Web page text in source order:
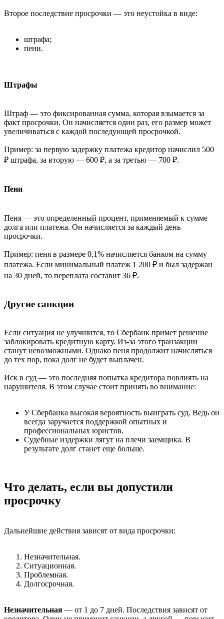
Второе последствие просрочки — это неустойка в виде:
штрафа;
пени.
Штрафы
Штраф — это фиксированная сумма, которая взымается за
факт просрочки. Он начисляется один раз, его размер может
увеличиваться с каждой последующей просрочкой.
Пример: за первую задержку платежа кредитор начислил 500
₽ штрафа, за вторую — 600 ₽, а за третью — 700 ₽.
Пени
Пеня — это определенный процент, применяемый к сумме
долга или платежа. Он начисляется за каждый день
просрочки.
Пример: пеня в размере 0,1% начисляется банком на сумму
платежа. Если минимальный платеж 1 200 ₽ и был задержан
на 30 дней, то переплата составит 36 ₽.
Другие санкции
Если ситуация не улучшится, то Сбербанк примет решение
заблокировать кредитную карту. Из-за этого транзакции
станут невозможными. Однако пеня продолжит начисляться
до тех пор, пока долг не будет выплачен.
Иск в суд — это последняя попытка кредитора повлиять на
нарушителя. В этом случае стоит принять во внимание:
У Сбербанка высокая вероятность выиграть суд. Ведь он
всегда заручается поддержкой опытных и
профессиональных юристов.
Судебные издержки лягут на плечи заемщика. В
результате долг станет еще больше.
Что делать, если вы допустили
просрочку
Дальнейшие действия зависят от вида просрочки:
Незначительная.
Ситуационная.
Проблемная.
Долгосрочная.
Незначительная — от 1 до 7 дней. Последствия зависят от